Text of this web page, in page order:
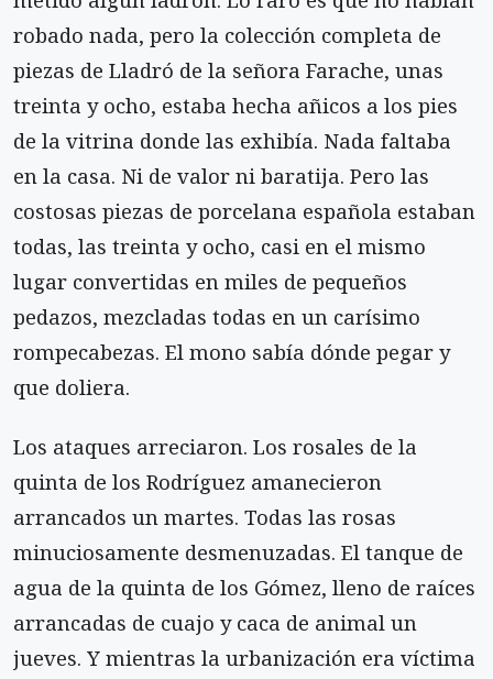
robado nada, pero la colección completa de
piezas de Lladró de la señora Farache, unas
treinta y ocho, estaba hecha añicos a los pies
de la vitrina donde las exhibía. Nada faltaba
en la casa. Ni de valor ni baratija. Pero las
costo­sas piezas de porcelana española estaban
todas, las treinta y ocho, casi en el mismo
lugar convertidas en miles de pequeños
pedazos, mezcladas todas en un carísimo
rompecabezas. El mono sabía dónde pegar y
que doliera.
Los ataques arreciaron. Los rosales de la
quinta de los Rodríguez amanecieron
arrancados un mar­tes. Todas las rosas
minuciosamente desmenuzadas. El tanque de
agua de la quinta de los Gómez, lleno de raíces
arrancadas de cuajo y caca de animal un
jueves. Y mientras la urbanización era víctima